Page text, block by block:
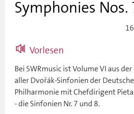
Symphonies Nos.
Vorlesen
Bei SWRmusic ist Volume VI aus
aller Dvořák-Sinfonien der
Philharmonie mit Chefdirigent
- die Sinfonien Nr. 7 und 8.